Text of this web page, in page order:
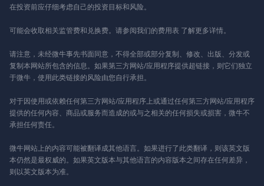
在投资前应仔细考虑自己的投资目标和风险。
可能会收取相关监管费和兑换费。请参阅我们的费用表 了解更多详情。
请注意，未经微牛事先书面同意，不得全部或部分复制、修改、出版、分发或
复制本网站所包含的信息。如果第三方网站/应用程序提供超链接，则它们独立
于微牛，使用此类链接的风险由您自行承担。
对于因使用或依赖任何第三方网站/应用程序上或通过任何第三方网站/应用程序
提供的任何内容、商品或服务而造成的或与之相关的任何损失或损害，微牛不
承担任何责任。
微牛网站上的内容可能被翻译成其他语言。如果进行了此类翻译，则该英文版
本仍然是最权威的。如果英文版本与其他语言的内容版本之间存在任何差异，
则以英文版本为准。